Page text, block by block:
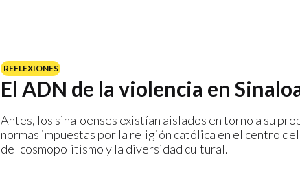
REFLEXIONES
El ADN de la violencia en
Antes, los sinaloenses existían aislados en torno a su
normas impuestas por la religión católica en el centro
del cosmopolitismo y la diversidad cultural.